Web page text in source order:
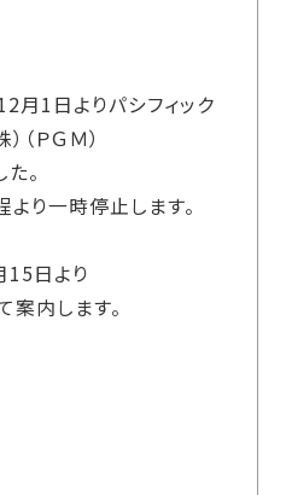
月1日よりパシフィック
（ＰＧＭ）
。
り一時停止します。
15日より
内します。